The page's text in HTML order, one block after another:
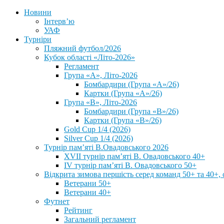
Новини
Інтерв’ю
УАФ
Турніри
Пляжний футбол/2026
Кубок області «Літо-2026»
Регламент
Група «А», Літо-2026
Бомбардири (Група «А»/26)
Картки (Група «А»/26)
Група «В», Літо-2026
Бомбардири (Група «В»/26)
Картки (Група «В»/26)
Gold Cup 1/4 (2026)
Silver Cup 1/4 (2026)
Турнір пам’яті В.Овадовського 2026
XVII турнір пам’яті В. Овадовського 40+
IV турнір пам’яті В. Овадовського 50+
Відкрита зимова першість серед команд 50+ та 40+,
Ветерани 50+
Ветерани 40+
Футнет
Рейтинг
Загальний регламент